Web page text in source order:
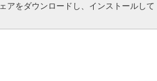
アをダウンロードし、インストールして